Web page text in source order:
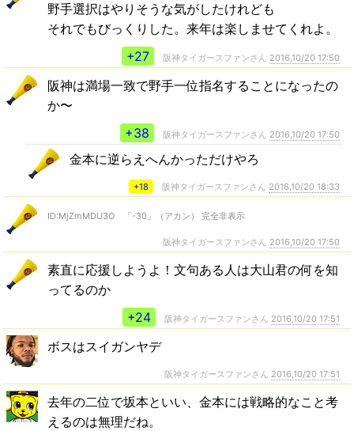
野手選択はやりそうな気がしたけれども
それでもびっくりした。来年は楽しませてくれよ。
+27
阪神タイガースファンさん 2016,10/20 17:50
阪神は満場一致で野手一位指名することになったの
か〜
+38
阪神タイガースファンさん 2016,10/20 17:50
金本に逆らえへんかっただけやろ
+18 阪神タイガースファンさん 2016,10/20 18:33
ID:MjZmMDU3O 「-30」（アカン） 完全非表示
阪神タイガースファンさん 2016,10/20 17:50
素直に応援しようよ！文句ある人は大山君の何を知
ってるのか
+24
阪神タイガースファンさん 2016,10/20 17:51
ボスはスイガンヤデ
阪神タイガースファンさん 2016,10/20 17:51
去年の二位で坂本といい、金本には戦略的なこと考
えるのは無理だね。